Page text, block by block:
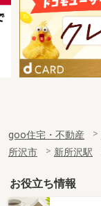
goo住宅・不動産
所沢市
新所沢駅
お役立ち情報